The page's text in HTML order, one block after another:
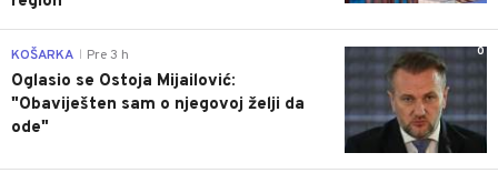
0
KOŠARKA Pre 3 h
Oglasio se Ostoja Mijailović:
"Obaviješten sam o njegovoj želji da
ode"